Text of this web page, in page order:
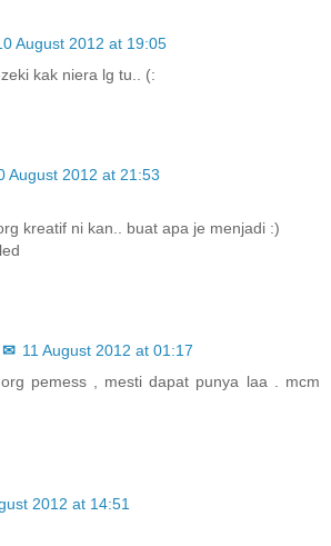
August 2012 at 19:05
kak niera lg tu.. (:
August 2012 at 21:53
kreatif ni kan.. buat apa je menjadi :)
✉ 11 August 2012 at 01:17
pemess , mesti dapat punya laa . mcm
2012 at 14:51